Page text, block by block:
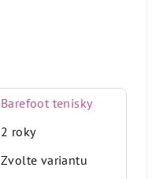
Barefoot tenisky
2 roky
Zvolte variantu